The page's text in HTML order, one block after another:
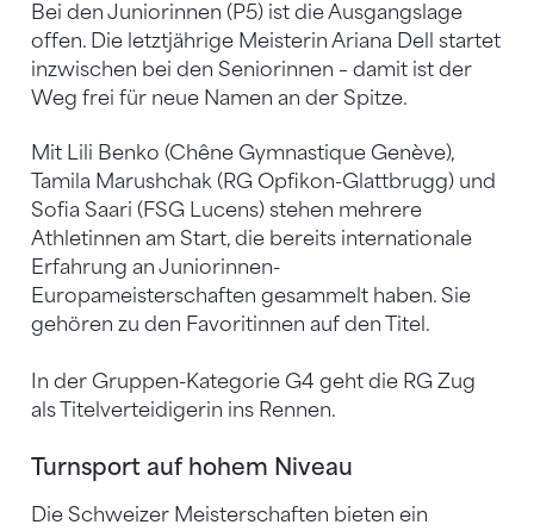
Bei den Juniorinnen (P5) ist die Ausgangslage
offen. Die letztjährige Meisterin Ariana Dell startet
inzwischen bei den Seniorinnen – damit ist der
Weg frei für neue Namen an der Spitze.
Mit Lili Benko (Chêne Gymnastique Genève),
Tamila Marushchak (RG Opfikon-Glattbrugg) und
Sofia Saari (FSG Lucens) stehen mehrere
Athletinnen am Start, die bereits internationale
Erfahrung an Juniorinnen-
Europameisterschaften gesammelt haben. Sie
gehören zu den Favoritinnen auf den Titel.
In der Gruppen-Kategorie G4 geht die RG Zug
als Titelverteidigerin ins Rennen.
Turnsport auf hohem Niveau
Die Schweizer Meisterschaften bieten ein